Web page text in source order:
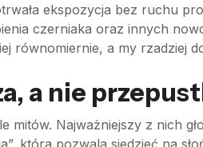
ekspozycja bez ruchu
czerniaka oraz innych
równomiernie, a my rzadziej
a nie
mitów. Najważniejszy z nich